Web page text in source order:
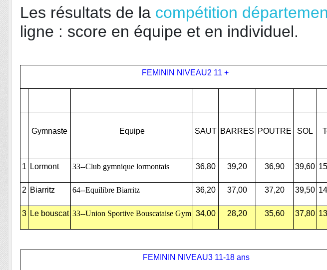
Les résultats de la compétition
ligne : score en équipe et en individuel.
FEMININ NIVEAU2 11 +
Gymnaste Equipe SAUT BARRES POUTRE SOL
1 Lormont 33--Club gymnique lormontais 36,80 39,20 36,90 39,60
2 Biarritz 64--Equilibre Biarritz 36,20 37,00 37,20 39,50
3 Le bouscat 33--Union Sportive Bouscataise Gym 34,00 28,20 35,60 37,80
FEMININ NIVEAU3 11-18 ans